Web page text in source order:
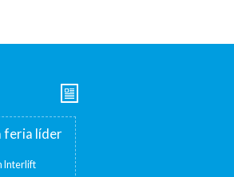
feria líder
Interlift